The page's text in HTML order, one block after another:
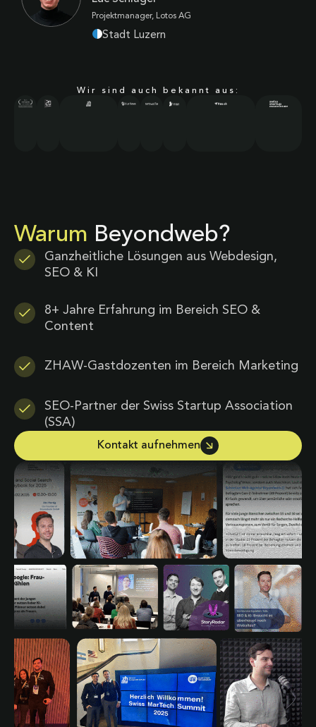
Projektmanager, Lotos AG
Stadt Luzern
Wir sind auch bekannt aus:
Warum Beyondweb?
Ganzheitliche Lösungen aus Webdesign,
SEO & KI
8+ Jahre Erfahrung im Bereich SEO &
Content
ZHAW-Gastdozenten im Bereich Marketing
SEO-Partner der Swiss Startup Association
(SSA)
Kontakt aufnehmen